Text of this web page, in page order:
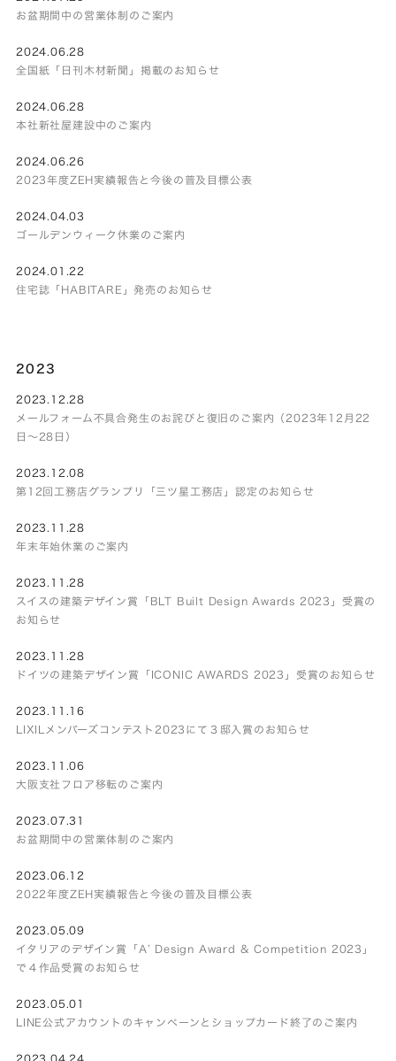
お盆期間中の営業体制のご案内
2024.06.28
全国紙「日刊木材新聞」掲載のお知らせ
2024.06.28
本社新社屋建設中のご案内
2024.06.26
2023年度ZEH実績報告と今後の普及目標公表
2024.04.03
ゴールデンウィーク休業のご案内
2024.01.22
住宅誌「HABITARE」発売のお知らせ
2023
2023.12.28
メールフォーム不具合発生のお詫びと復旧のご案内（2023年12月22
日～28日）
2023.12.08
第12回工務店グランプリ「三ツ星工務店」認定のお知らせ
2023.11.28
年末年始休業のご案内
2023.11.28
スイスの建築デザイン賞「BLT Built Design Awards 2023」受賞の
お知らせ
2023.11.28
ドイツの建築デザイン賞「ICONIC AWARDS 2023」受賞のお知らせ
2023.11.16
LIXILメンバーズコンテスト2023にて３邸入賞のお知らせ
2023.11.06
大阪支社フロア移転のご案内
2023.07.31
お盆期間中の営業体制のご案内
2023.06.12
2022年度ZEH実績報告と今後の普及目標公表
2023.05.09
イタリアのデザイン賞「A’ Design Award & Competition 2023」
で４作品受賞のお知らせ
2023.05.01
LINE公式アカウントのキャンペーンとショップカード終了のご案内
2023.04.24